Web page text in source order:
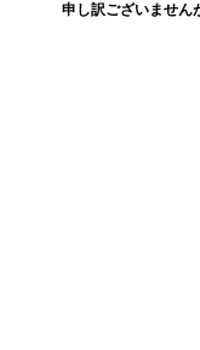
申し訳ございません